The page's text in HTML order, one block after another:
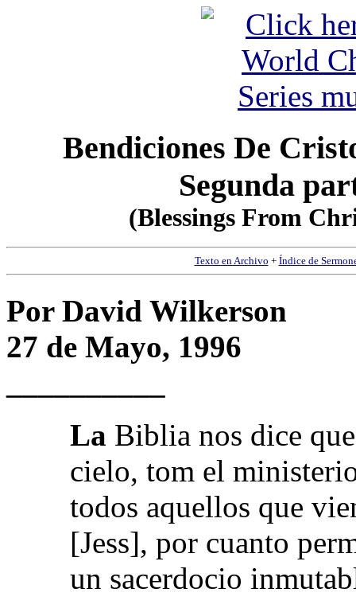
Bendiciones De
Segunda
(Blessings From
Texto en Archivo + Índice de
Por David Wilkerson
27 de Mayo, 1996
La Biblia nos dice
cielo, tom el
todos aquellos que
[Jess], por cuanto
un sacerdocio